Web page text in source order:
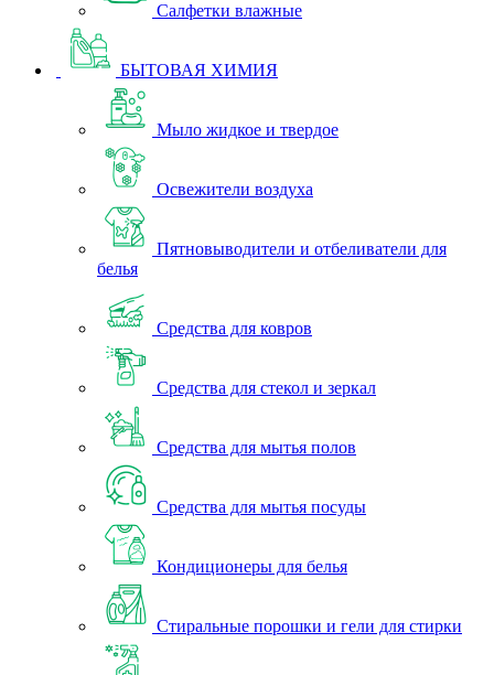
Салфетки влажные
БЫТОВАЯ ХИМИЯ
Мыло жидкое и твердое
Освежители воздуха
Пятновыводители и отбеливатели для
белья
Средства для ковров
Средства для стекол и зеркал
Средства для мытья полов
Средства для мытья посуды
Кондиционеры для белья
Стиральные порошки и гели для стирки